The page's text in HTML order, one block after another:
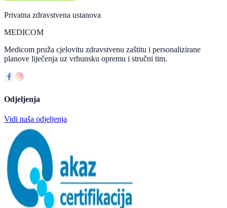
Privatna zdravstvena ustanova
MEDICOM
Medicom pruža cjelovitu zdravstvenu zaštitu i personalizirane
planove liječenja uz vrhunsku opremu i stručni tim.
Odjeljenja
Vidi naša odjeljenja